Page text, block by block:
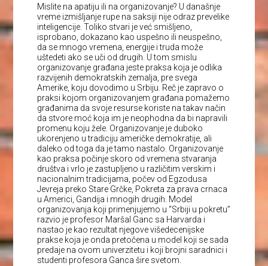
Mislite na apatiju ili na organizovanje? U današnje
vreme izmišljanje rupe na saksiji nije odraz prevelike
inteligencije. Toliko stvari je već smišljeno,
isprobano, dokazano kao uspešno ili neuspešno,
da se mnogo vremena, energije i truda može
uštedeti ako se uči od drugih. U tom smislu
organizovanje građana jeste praksa koja je odlika
razvijenih demokratskih zemalja, pre svega
Amerike, koju dovodimo u Srbiju. Reč je zapravo o
praksi kojom organizovanjem građana pomažemo
građanima da svoje resurse koriste na takav način
da stvore moć koja im je neophodna da bi napravili
promenu koju žele. Organizovanje je duboko
ukorenjeno u tradiciju američke demokratije, ali
daleko od toga da je tamo nastalo. Organizovanje
kao praksa počinje skoro od vremena stvaranja
društva i vrlo je zastupljeno u različitim verskim i
nacionalnim tradicijama, počev od Egzodusa
Jevreja preko Stare Grčke, Pokreta za prava crnaca
u Americi, Gandija i mnogih drugih. Model
organizovanja koji primenjujemo u “Srbiji u pokretu”
razvio je profesor Maršal Ganc sa Harvarda i
nastao je kao rezultat njegove višedecenijske
prakse koja je onda pretočena u model koji se sada
predaje na ovom univerzitetu i koji brojni saradnici i
studenti profesora Ganca šire svetom.